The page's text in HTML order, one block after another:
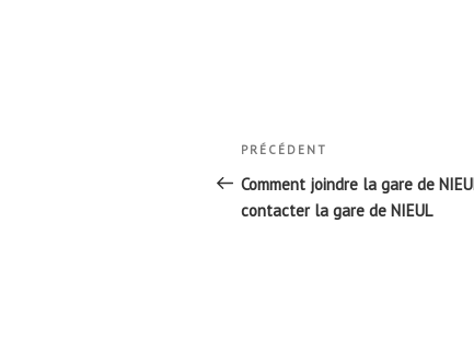
Navigation
de
l’article
Article
précédent
PRÉCÉDENT
Comment joindre la gare de
contacter la gare de NIEUL